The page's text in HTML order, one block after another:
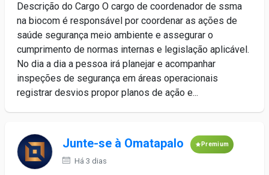
Descrição do Cargo O cargo de coordenador de ssma
na biocom é responsável por coordenar as ações de
saúde segurança meio ambiente e assegurar o
cumprimento de normas internas e legislação aplicável.
No dia a dia a pessoa irá planejar e acompanhar
inspeções de segurança em áreas operacionais
registrar desvios propor planos de ação e...
Junte-se à Omatapalo Premium
Há 3 dias